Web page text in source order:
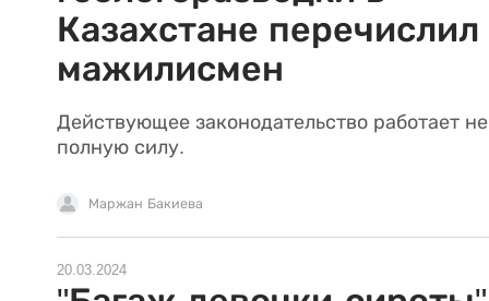
Казахстане перечислил
мажилисмен
Действующее законодательство работает
полную силу.
Маржан Бакиева
20.03.2024